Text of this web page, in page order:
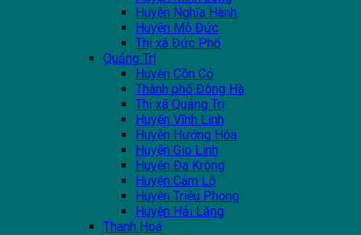
Huyện Nghĩa Hành
Huyện Mộ Đức
Thị xã Đức Phổ
Quảng Trị
Huyện Cồn Cỏ
Thành phố Đông Hà
Thị xã Quảng Trị
Huyện Vĩnh Linh
Huyện Hướng Hóa
Huyện Gio Linh
Huyện Đa Krông
Huyện Cam Lộ
Huyện Triệu Phong
Huyện Hải Lăng
Thanh Hoá